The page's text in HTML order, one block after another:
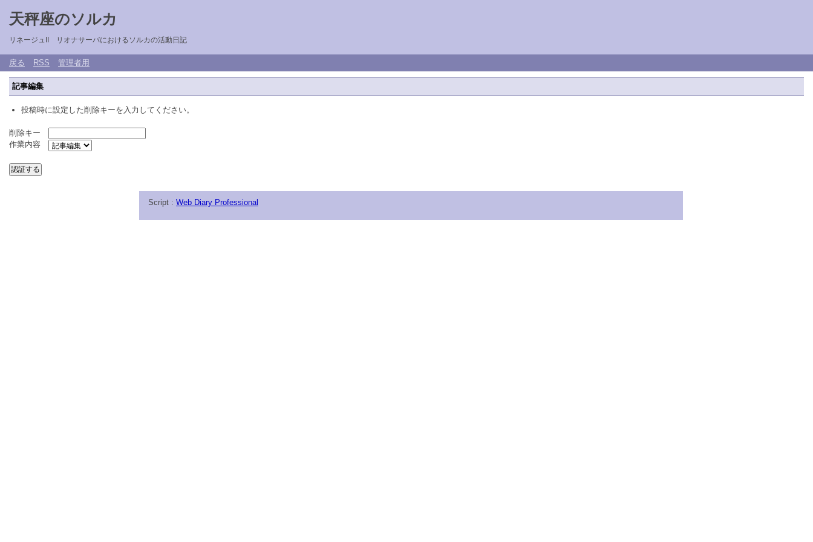
天秤座のソルカ
リネージュII リオナサーバにおけるソルカの活動日記
戻る RSS 管理者用
記事編集
投稿時に設定した削除キーを入力してください。
削除キー
作業内容
Script : Web Diary Professional